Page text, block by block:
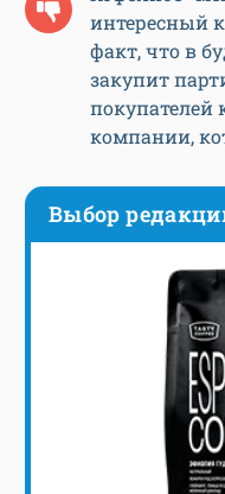
интересный
факт, что в
закупит
покупателей
компании,
Выбор